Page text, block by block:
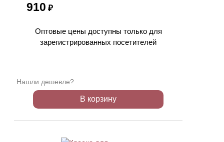
910 ₽
Оптовые цены доступны только для
зарегистрированных посетителей
Нашли дешевле?
В корзину